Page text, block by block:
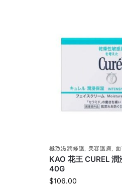
極致滋潤修護, 美容護膚,
KAO 花王 CUREL 潤
40G
$106.00